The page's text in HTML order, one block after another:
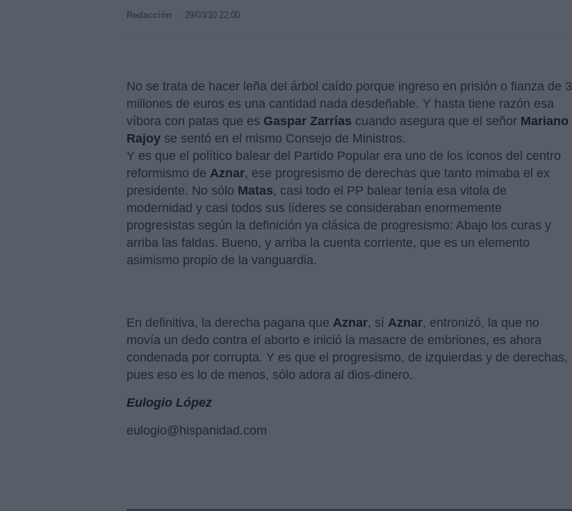
Redacción 29/03/10 22:00
No se trata de hacer leña del árbol caído porque ingreso en prisión o fianza de 3
millones de euros es una cantidad nada desdeñable. Y hasta tiene razón esa
víbora con patas que es Gaspar Zarrías cuando asegura que el señor Mariano
Rajoy se sentó en el mismo Consejo de Ministros.
Y es que el político balear del Partido Popular era uno de los iconos del centro
reformismo de Aznar, ese progresismo de derechas que tanto mimaba el ex
presidente. No sólo Matas, casi todo el PP balear tenía esa vitola de
modernidad y casi todos sus líderes se consideraban enormemente
progresistas según la definición ya clásica de progresismo: Abajo los curas y
arriba las faldas. Bueno, y arriba la cuenta corriente, que es un elemento
asimismo propio de la vanguardia.
En definitiva, la derecha pagana que Aznar, sí Aznar, entronizó, la que no
movía un dedo contra el aborto e inició la masacre de embriones, es ahora
condenada por corrupta. Y es que el progresismo, de izquierdas y de derechas,
pues eso es lo de menos, sólo adora al dios-dinero.
Eulogio López
eulogio@hispanidad.com